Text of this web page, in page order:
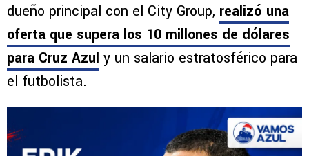
dueño principal con el City Group, realizó una
oferta que supera los 10 millones de dólares
para Cruz Azul y un salario estratosférico para
el futbolista.